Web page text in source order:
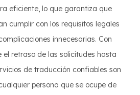
eficiente, lo que garantiza que
cumplir con los requisitos legales
innecesarias. Con
el retraso de las solicitudes hasta
de traducción confiables son
persona que se ocupe de